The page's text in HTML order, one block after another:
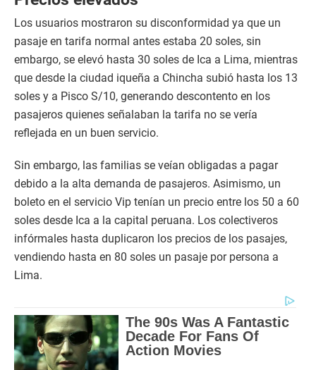
Los usuarios mostraron su disconformidad ya que un
pasaje en tarifa normal antes estaba 20 soles, sin
embargo, se elevó hasta 30 soles de Ica a Lima, mientras
que desde la ciudad iqueña a Chincha subió hasta los 13
soles y a Pisco S/10, generando descontento en los
pasajeros quienes señalaban la tarifa no se vería
reflejada en un buen servicio.
Sin embargo, las familias se veían obligadas a pagar
debido a la alta demanda de pasajeros. Asimismo, un
boleto en el servicio Vip tenían un precio entre los 50 a 60
soles desde Ica a la capital peruana. Los colectiveros
infórmales hasta duplicaron los precios de los pasajes,
vendiendo hasta en 80 soles un pasaje por persona a
Lima.